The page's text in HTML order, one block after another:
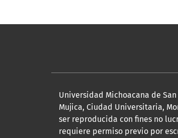
Universidad Michoacana de
Mujica, Ciudad Universitaria,
ser reproducida con fines no
requiere permiso previo por